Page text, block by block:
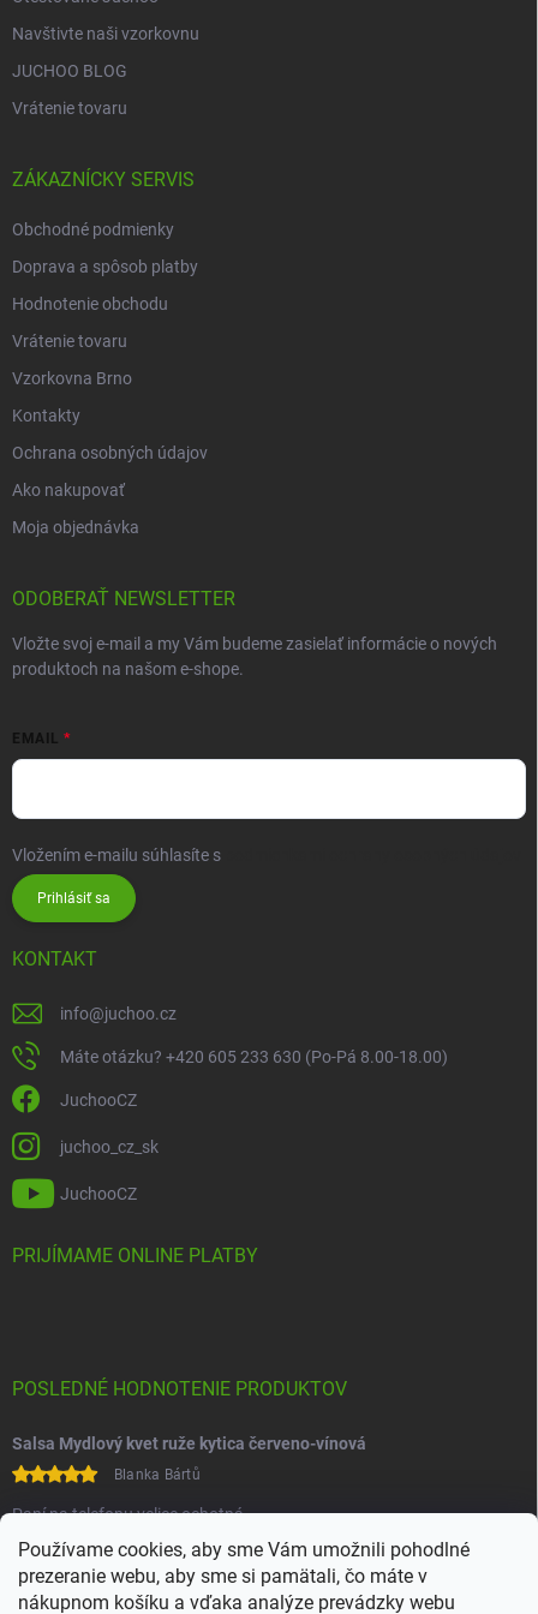
Používame cookies, aby sme Vám umožnili pohodlné
prezeranie webu, aby sme si pamätali, čo máte v
nákupnom košíku a vďaka analýze prevádzky webu
Navštivte naši vzorkovnu
JUCHOO BLOG
Vrátenie tovaru
ZÁKAZNÍCKY SERVIS
Obchodné podmienky
Doprava a spôsob platby
Hodnotenie obchodu
Vrátenie tovaru
Vzorkovna Brno
Kontakty
Ochrana osobných údajov
Ako nakupovať
Moja objednávka
ODOBERAŤ NEWSLETTER
Vložte svoj e-mail a my Vám budeme zasielať informácie o nových
produktoch na našom e-shope.
EMAIL
Vložením e-mailu súhlasíte s
Prihlásiť sa
KONTAKT
info@juchoo.cz
Máte otázku? +420 605 233 630 (Po-Pá 8.00-18.00)
JuchooCZ
juchoo_cz_sk
JuchooCZ
PRIJÍMAME ONLINE PLATBY
POSLEDNÉ HODNOTENIE PRODUKTOV
Salsa Mydlový kvet ruže kytica červeno-vínová
Blanka Bártů
Paní na telefonu velice ochotná